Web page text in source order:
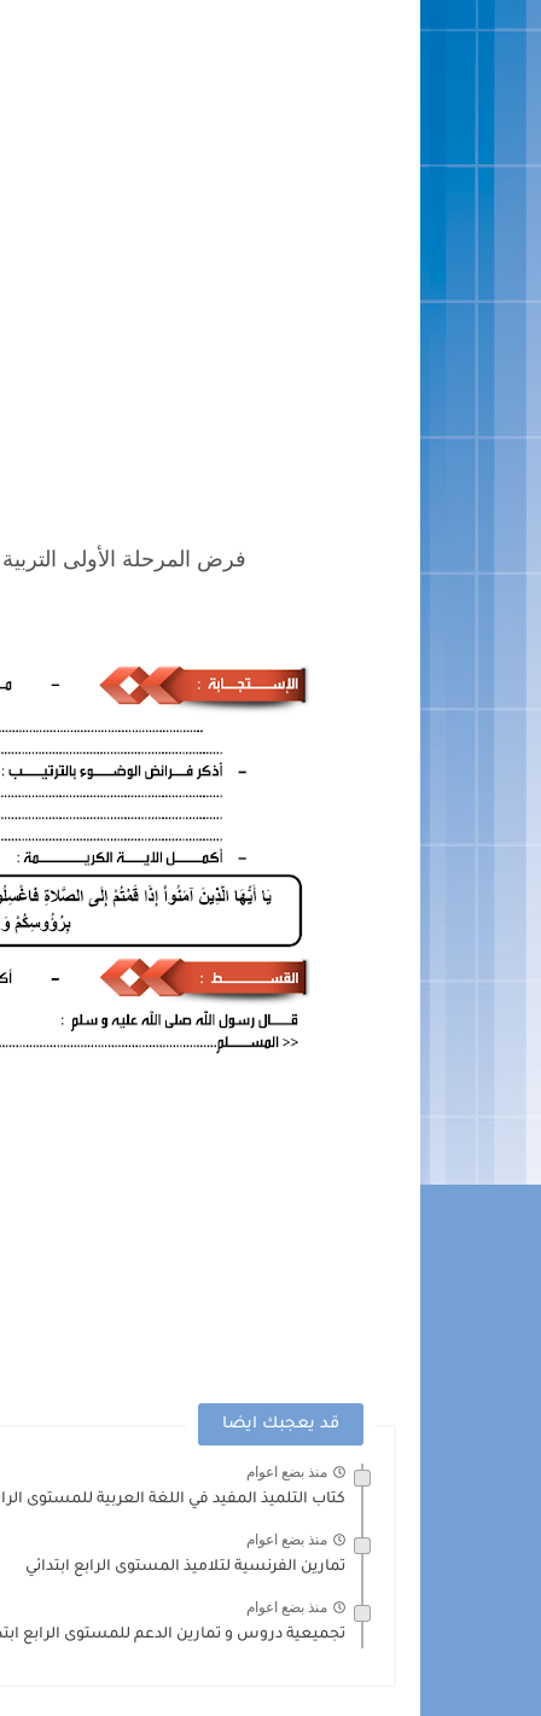
فرض المرحلة الأولى التربية
قد يعجبك ايضا
منذ بضع اعوام
كتاب التلميذ المفيد في اللغة العربية للمستوى
منذ بضع اعوام
تمارين الفرنسية لتلاميذ المستوى الرابع ابتدائي
منذ بضع اعوام
تجميعية دروس و تمارين الدعم للمستوى الرابع